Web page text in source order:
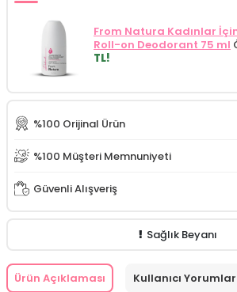
From Natura Kadınlar
Roll-on Deodorant 75 ml
TL!
%100 Orijinal Ürün
%100 Müşteri Memnuniyeti
Güvenli Alışveriş
Sağlık Beyanı
Ürün Açıklaması Kullanıcı